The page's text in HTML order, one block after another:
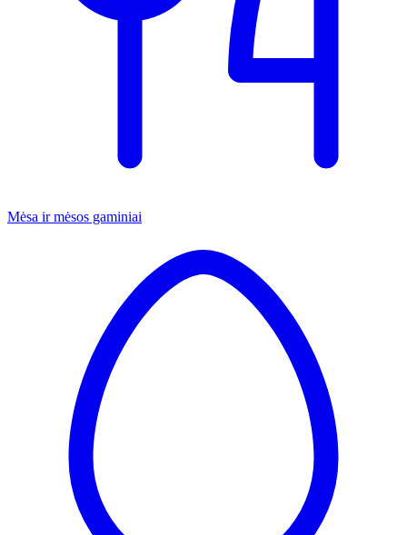
Mėsa ir mėsos gaminiai